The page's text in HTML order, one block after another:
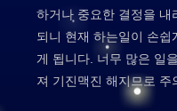
하거나 중요한 결정을
되니 현재 하는일이 손
게 됩니다. 너무 많은 일
져 기진맥진 해지므로 주